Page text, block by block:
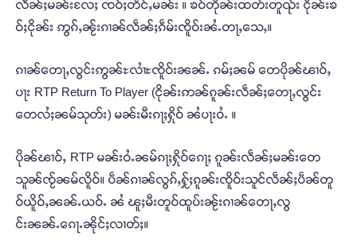
လဵၼ်ႈမၼ်းလႄႈ ၸဝ်ႈတႅင်ႇမၼ်း ။ ၶဝ်တိုၼ်းထတ်းတူၺ်း ငိုၼ်းၶ
ဝ်ႈငိုၼ်း ဢွၵ်ႇၼႂ်းၵၢၼ်လဵၼ်ႈၵဵမ်းၸိူဝ်းၼႆႉတႃႇသေႇ။
ၵၢၼ်တေႃႇလွင်းဢွၼ်ႊလၢႆႊၸိူဝ်းၼၼ်ႉ ၵမ်ႈၼမ် တေပိုၼ်ၽၢဝ်ႇ
ပႃး RTP Return To Player (ငိုၼ်းဢၼ်ၵူၼ်းလဵၼ်ႈတေႃႇလွင်း
တေလႆႈၼမ်သုတ်း) မၼ်းမီးၵႃႈႁိုဝ် ၼႆပႃးဝႆႉ ။
ပိုၼ်ၽၢဝ်ႇ RTP မၼ်းဝႆႉၼမ်ၵႃႈႁိုဝ်ၵေႃႈ ၵူၼ်းလဵၼ်ႈမၼ်းတေ
သူၼ်ၸႂ်ၼမ်လိူဝ်။ ပဵၼ်ၵၢၼ်လွၵ်ႇႁႂ်ႈၵူၼ်းၸိူဝ်းသူင်လဵၼ်ႈပဵၼ်တူ
ဝ်ယိူဝ်ႇၼၼ်ႉယဝ်ႉ ၼႆ ၽူႈမီးတူဝ်ထူပ်းၼႂ်းၵၢၼ်တေႃႇလွ
င်းၼၼ်ႉၵေႃႉၼိုင်ႈလၢတ်ႈ။